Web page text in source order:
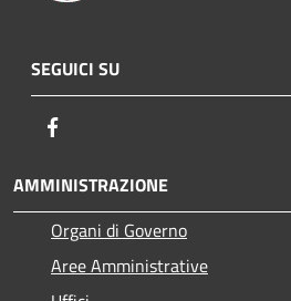
SEGUICI SU
AMMINISTRAZIONE
Organi di Governo
Aree Amministrative